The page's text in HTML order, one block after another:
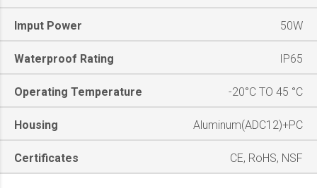
Imput Power 50W
Waterproof Rating IP65
Operating Temperature -20°C TO 45 °C
Housing Aluminum(ADC12)+PC
Certificates CE, RoHS, NSF